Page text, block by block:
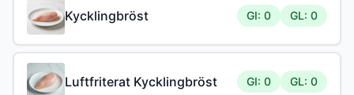
Kycklingbröst GI: 0 GL: 0
Luftfriterat Kycklingbröst GI: 0 GL: 0